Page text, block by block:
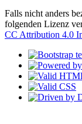
Falls nicht anders
folgenden Lizenz
CC Attribution 4.0